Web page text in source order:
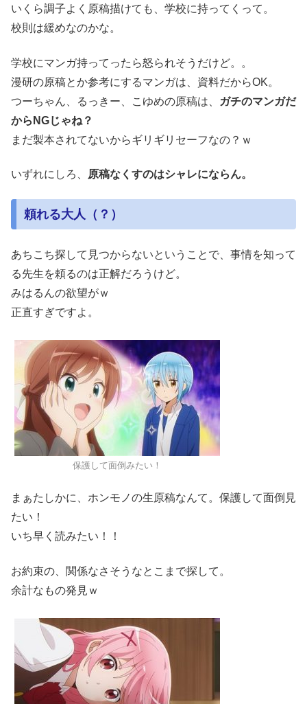
いくら調子よく原稿描けても、学校に持ってくって。
校則は緩めなのかな。
学校にマンガ持ってったら怒られそうだけど。。
漫研の原稿とか参考にするマンガは、資料だからOK。
つーちゃん、るっきー、こゆめの原稿は、
ガチのマンガだ
からNGじゃね？
まだ製本されてないからギリギリセーフなの？ｗ
いずれにしろ、 原稿なくすのはシャレにならん。
頼れる大人（？）
あちこち探して見つからないということで、事情を知って
る先生を頼るのは正解だろうけど。
みはるんの欲望がｗ
正直すぎですよ。
保護して面倒みたい！
まぁたしかに、ホンモノの生原稿なんて。保護して面倒見
たい！
いち早く読みたい！！
お約束の、関係なさそうなとこまで探して。
余計なもの発見ｗ